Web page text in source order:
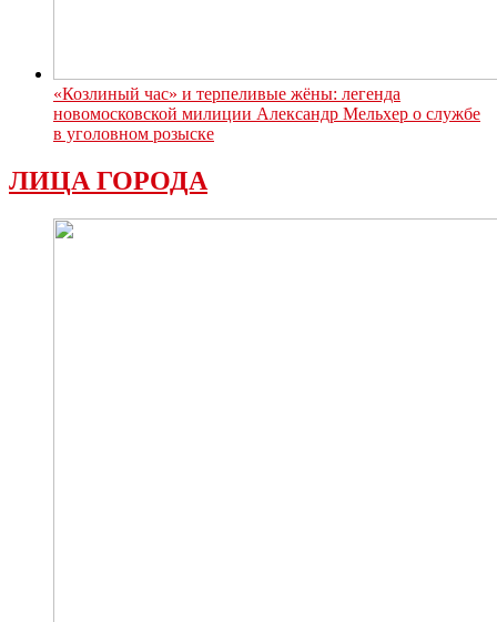
«Козлиный час» и терпеливые жёны: легенда
новомосковской милиции Александр Мельхер о службе
в уголовном розыске
ЛИЦА ГОРОДА